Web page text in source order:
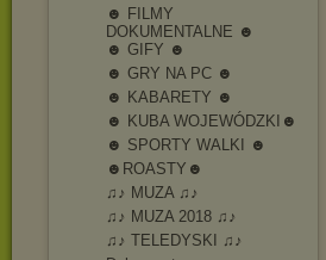
☻ FILMY
DOKUMENTALNE ☻
☻ GIFY ☻
☻ GRY NA PC ☻
☻ KABARETY ☻
☻ KUBA WOJEWÓDZKI☻
☻ SPORTY WALKI ☻
☻ROASTY☻
♫♪ MUZA ♫♪
♫♪ MUZA 2018 ♫♪
♫♪ TELEDYSKI ♫♪